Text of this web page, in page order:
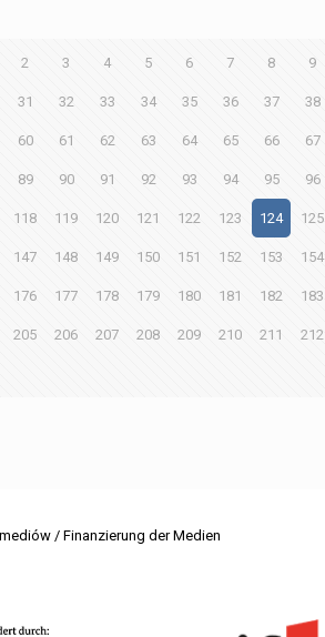
2 3 4 5 6 7 8 9
31 32 33 34 35 36 37 38
60 61 62 63 64 65 66 67
89 90 91 92 93 94 95 96
118 119 120 121 122 123 124 125
147 148 149 150 151 152 153 154
176 177 178 179 180 181 182 183
205 206 207 208 209 210 211 212
/ Finanzierung der Medien